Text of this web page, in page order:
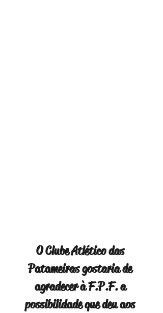
O Clube Atlético das
Patameiras gostaria de
agradecer à F.P.F. a
possibilidade que deu aos